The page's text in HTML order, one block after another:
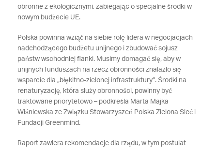
obronne z ekologicznymi, zabiegając o specjalne środki w
nowym budżecie UE.
Polska powinna wziąć na siebie rolę lidera w negocjacjach
nadchodzącego budżetu unijnego i zbudować sojusz
państw wschodniej flanki. Musimy domagać się, aby w
unijnych funduszach na rzecz obronności znalazło się
wsparcie dla „błękitno-zielonej infrastruktury”. Środki na
renaturyzację, która służy obronności, powinny być
traktowane priorytetowo – podkreśla Marta Majka
Wiśniewska ze Związku Stowarzyszeń Polska Zielona Sieć i
Fundacji Greenmind.
Raport zawiera rekomendacje dla rządu, w tym postulat